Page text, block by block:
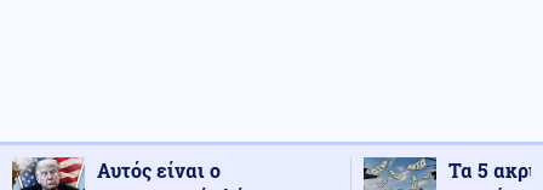
Αυτός είναι ο
Τα 5